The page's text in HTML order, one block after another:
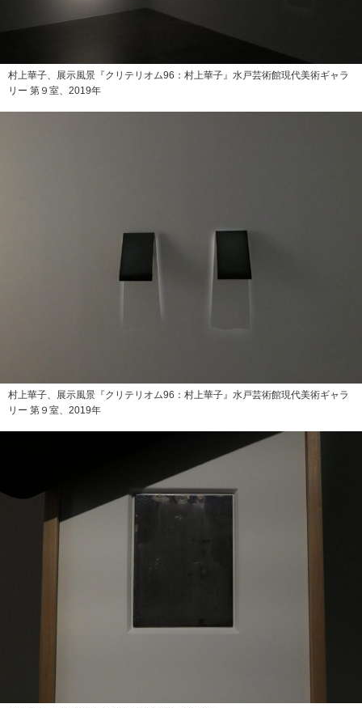
村上華子、展示風景『クリテリオム96：村上華子』水戸芸術館現代美術ギャラ
リー 第９室、2019年
村上華子、展示風景『クリテリオム96：村上華子』水戸芸術館現代美術ギャラ
リー 第９室、2019年